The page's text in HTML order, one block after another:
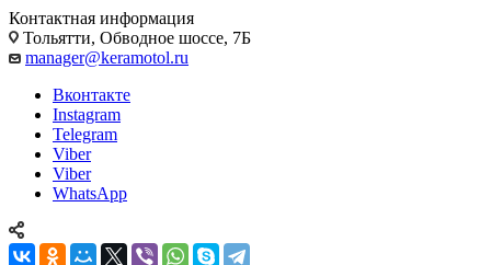
Контактная информация
Тольятти, Обводное шоссе, 7Б
manager@keramotol.ru
Вконтакте
Instagram
Telegram
Viber
Viber
WhatsApp